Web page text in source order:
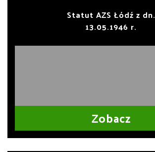
Statut AZS Łódź z dn.
13.05.1946 r.
Zobacz